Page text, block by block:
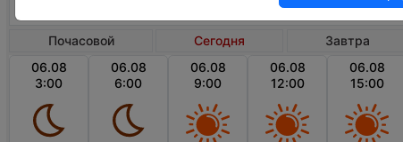
Почасовой Сегодня Завтра
06.08
3:00
06.08
6:00
06.08
9:00
06.08
12:00
06.08
15:00